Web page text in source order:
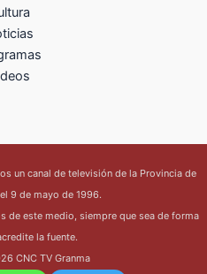
un canal de televisión de la Provincia de
9 de mayo de 1996.
de este medio, siempre que sea de forma
la fuente.
CNC TV Granma